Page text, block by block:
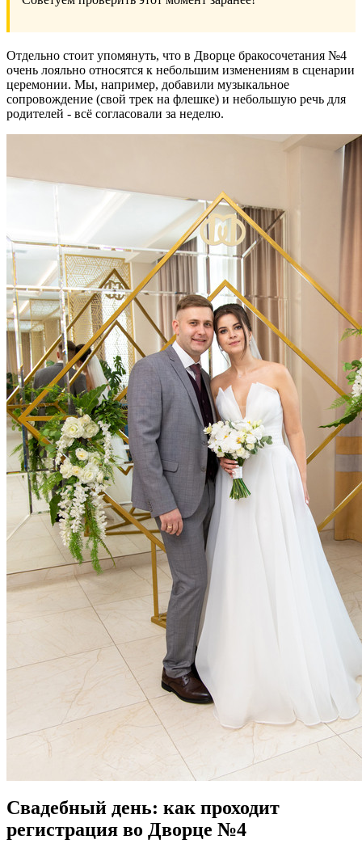
Отдельно стоит упомянуть, что в Дворце бракосочетания №4
очень лояльно относятся к небольшим изменениям в сценарии
церемонии. Мы, например, добавили музыкальное
сопровождение (свой трек на флешке) и небольшую речь для
родителей - всё согласовали за неделю.
Свадебный день: как проходит
регистрация во Дворце №4